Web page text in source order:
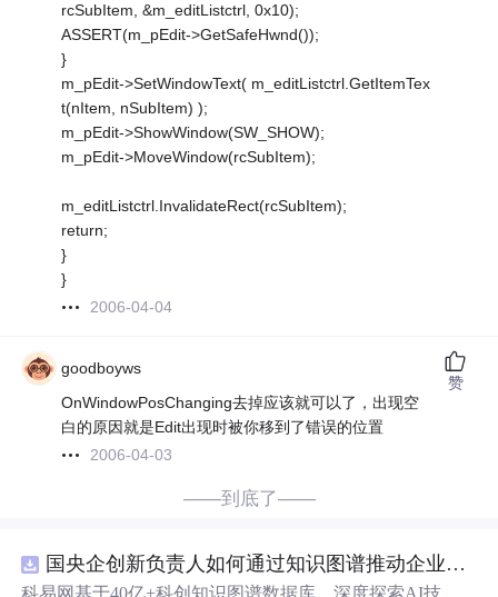
rcSubItem, &m_editListctrl, 0x10);
ASSERT(m_pEdit->GetSafeHwnd());
}
m_pEdit->SetWindowText( m_editListctrl.GetItemTex
t(nItem, nSubItem) );
m_pEdit->ShowWindow(SW_SHOW);
m_pEdit->MoveWindow(rcSubItem);
m_editListctrl.InvalidateRect(rcSubItem);
return;
}
}
2006-04-04
goodboyws
OnWindowPosChanging去掉应该就可以了，出现空
白的原因就是Edit出现时被你移到了错误的位置
2006-04-03
赞
——到底了——
国央企创新负责人如何通过知识图谱推动企业技术创新与外部资源高效对接？.docx